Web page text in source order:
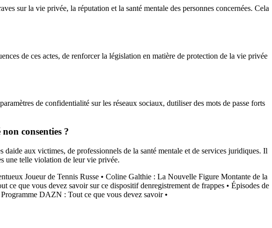
sur la vie privée, la réputation et la santé mentale des personnes concernées. Cela
de ces actes, de renforcer la législation en matière de protection de la vie privée
de confidentialité sur les réseaux sociaux, dutiliser des mots de passe forts
consenties ?
aux victimes, de professionnels de la santé mentale et de services juridiques. Il
une telle violation de leur vie privée.
Joueur de Tennis Russe • Coline Galthie : La Nouvelle Figure Montante de la
ce que vous devez savoir sur ce dispositif denregistrement de frappes • Épisodes de
Programme DAZN : Tout ce que vous devez savoir•